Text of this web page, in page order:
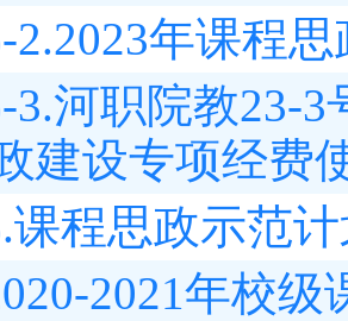
2.2023年课程
3.河职院教23-
建设专项经费
课程思政示范
2021年校